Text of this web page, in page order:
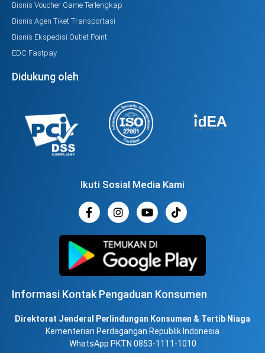
Bisnis Voucher Game Terlengkap
Bisnis Agen Tiket Transportasi
Bisnis Ekspedisi Outlet Point
EDC Fastpay
Didukung oleh
Ikuti Sosial Media Kami
Informasi Kontak Pengaduan Konsumen
Direktorat Jenderal Perlindungan Konsumen & Tertib Niaga
Kementerian Perdagangan Republik Indonesia
WhatsApp PKTN 0853-1111-1010